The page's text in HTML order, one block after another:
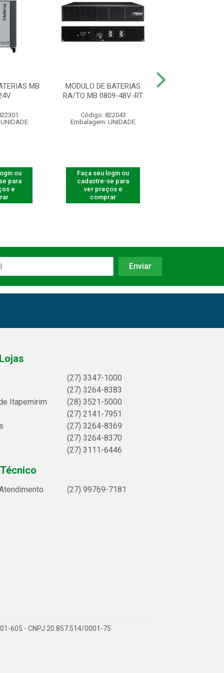
MB
ou
para
e
MODULO DE BATERIAS
RA/TO MB 0809-48V-RT
Código: 822043
Embalagem: UNIDADE
Faça seu login ou
cadastre-se para
ver preços e
comprar
(27) 3347-1000
(27) 3264-8383
Itapemirim
(28) 3521-5000
(27) 2141-7951
(27) 3264-8369
(27) 3264-8370
(27) 3111-6446
(27) 99769-7181
605 - CNPJ 20.857.514/0001-75